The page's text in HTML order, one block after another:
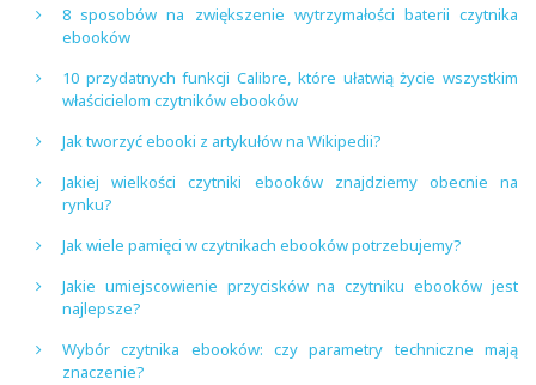
8 sposobów na zwiększenie wytrzymałości baterii czytnika
ebooków
10 przydatnych funkcji Calibre, które ułatwią życie wszystkim
właścicielom czytników ebooków
Jak tworzyć ebooki z artykułów na Wikipedii?
Jakiej wielkości czytniki ebooków znajdziemy obecnie na
rynku?
Jak wiele pamięci w czytnikach ebooków potrzebujemy?
Jakie umiejscowienie przycisków na czytniku ebooków jest
najlepsze?
Wybór czytnika ebooków: czy parametry techniczne mają
znaczenie?